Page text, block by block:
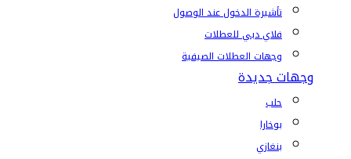
تأشيرة الدخول عند الوصول
فلاي دبي للعطلات
وجهات العطلات الصيفية
وجهات جديدة
حلب
بوخارا
بنغازي